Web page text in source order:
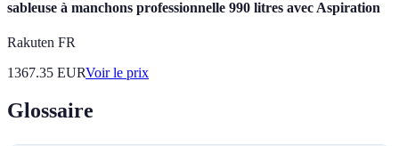
sableuse à manchons professionnelle 990 litres avec Aspiration
Rakuten FR
1367.35 EURVoir le prix
Glossaire